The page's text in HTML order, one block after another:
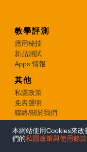
本網站使用Cookies來
們的私隱政策與使用條款
教學評測
應用秘技
新品測試
Apps 情報
其他
私隱政策
免責聲明
聯絡/關於我們
© 2026 e-zone. All